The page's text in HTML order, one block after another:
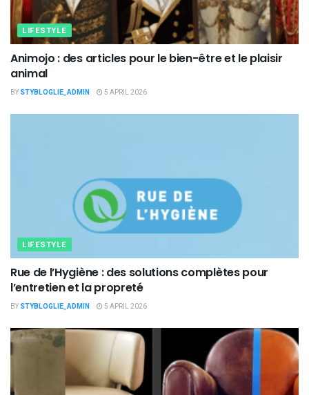
LIFESTYLE
Animojo : des articles pour le bien-être et le plaisir
animal
BY STYBLOGLIE_ADMIN 5 APRIL 2026
LIFESTYLE
Rue de l’Hygiène : des solutions complètes pour
l’entretien et la propreté
BY STYBLOGLIE_ADMIN 5 APRIL 2026